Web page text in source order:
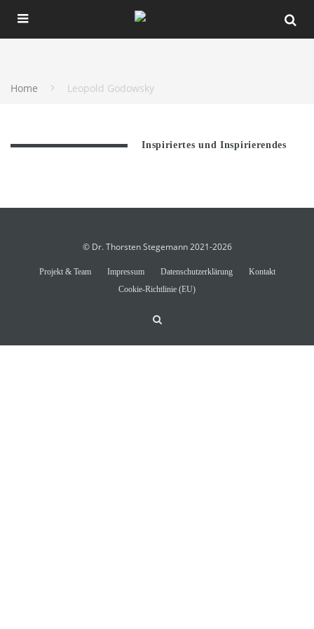
Home Leopold Godowsky
Inspiriertes und Inspirierendes
© Dr. Thorsten Stegemann 2021-2026
Projekt & Team Impressum Datenschutzerklärung
Kontakt
Cookie-Richtlinie (EU)